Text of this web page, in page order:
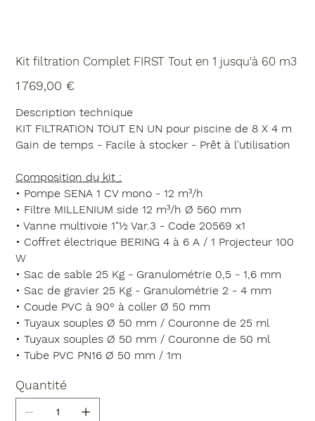
Kit filtration Complet FIRST Tout en 1 jusqu'à 60 m3
1 769,00 €
Description technique
KIT FILTRATION TOUT EN UN pour piscine de 8 X 4 m
Gain de temps - Facile à stocker - Prêt à l'utilisation
Composition du kit :
• Pompe SENA 1 CV mono - 12 m³/h
• Filtre MILLENIUM side 12 m³/h Ø 560 mm
• Vanne multivoie 1"½ Var.3 - Code 20569 x1
• Coffret électrique BERING 4 à 6 A / 1 Projecteur 100
W
• Sac de sable 25 Kg - Granulométrie 0,5 - 1,6 mm
• Sac de gravier 25 Kg - Granulométrie 2 - 4 mm
• Coude PVC à 90° à coller Ø 50 mm
• Tuyaux souples Ø 50 mm / Couronne de 25 ml
• Tuyaux souples Ø 50 mm / Couronne de 50 ml
• Tube PVC PN16 Ø 50 mm / 1m
Quantité